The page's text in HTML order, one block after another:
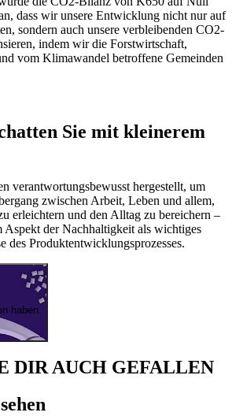
dass wir unsere Entwicklung nicht nur auf
sondern auch unsere verbleibenden CO2-
indem wir die Forstwirtschaft,
vom Klimawandel betroffene Gemeinden
Sie mit kleinerem
verantwortungsbewusst hergestellt, um
zwischen Arbeit, Leben und allem,
erleichtern und den Alltag zu bereichern –
Aspekt der Nachhaltigkeit als wichtiges
des Produktentwicklungsprozesses.
haben.
DIR AUCH GEFALLEN